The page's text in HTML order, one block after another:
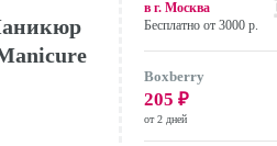
в г.Москва
Бесплатно от 3000 р.
Boxberry
205 ₽
от 2 дней